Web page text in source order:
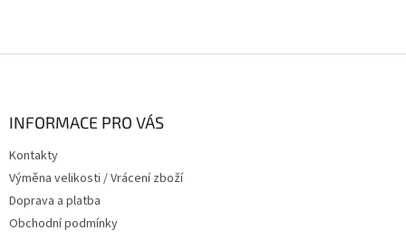
INFORMACE PRO VÁS
Kontakty
Výměna velikosti / Vrácení zboží
Doprava a platba
Obchodní podmínky